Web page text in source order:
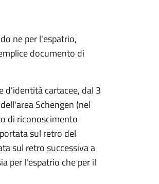
ne per l'espatrio,
documento di
d'identità cartacee, dal 3
Schengen (nel
di riconoscimento
sul retro del
sul retro successiva a
per l'espatrio che per il